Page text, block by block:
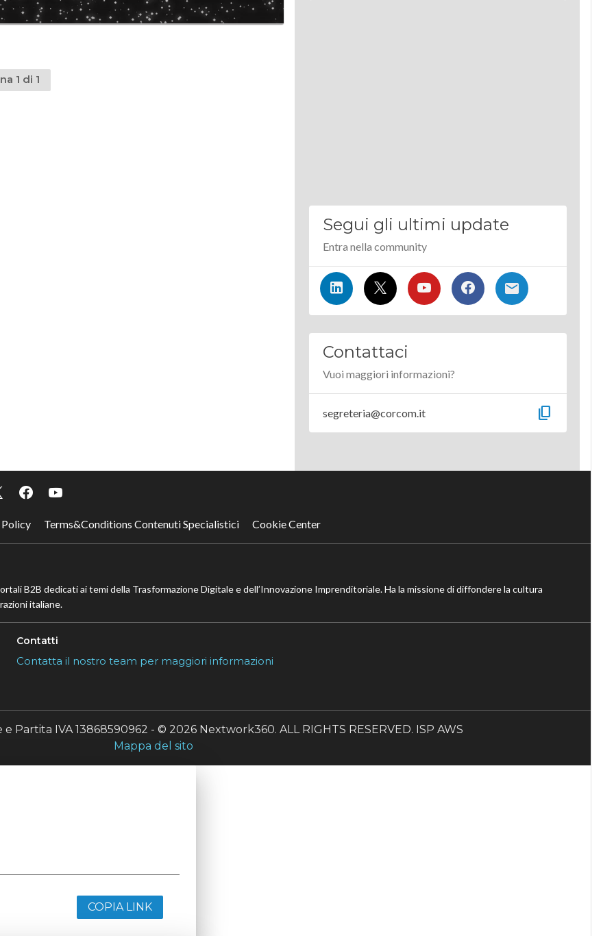
1 di 1
Segui gli ultimi update
Entra nella community
Contattaci
Vuoi maggiori informazioni?
segreteria@corcom.it content_copy
Terms&Conditions Contenuti Specialistici Cookie Center
B2B dedicati ai temi della Trasformazione Digitale e dell’Innovazione Imprenditoriale. Ha la missione di diffondere la cultura
italiane.
Contatti
Contatta il nostro team per maggiori informazioni
Partita IVA 13868590962 - © 2026 Nextwork360. ALL RIGHTS RESERVED. ISP AWS
Mappa del sito
COPIA LINK